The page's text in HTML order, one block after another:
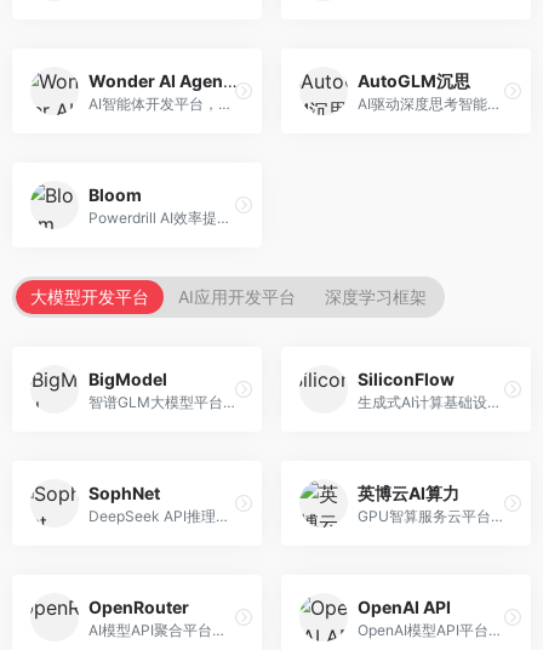
Wonder AI Agents
AI智能体开发平台，专注于低代码智能体创建。面向开发者，提供可视化开发、模板库、部署服务等功能，开发门槛低。
AutoGLM沉思
AI驱动深度思考智能体，专注于复杂推理任务。面向高级用户，提供深度分析、逻辑推理、决策支持等服务，推理能力强。
Bloom
Powerdrill AI效率提升平台，专注于企业智能化。面向企业用户，提供智能体创建、流程自动化、数据分析等服务，企业效率提升显著。
大模型开发平台 AI应用开发平台 深度学习框架
BigModel
智谱GLM大模型平台，提供API调用与模型服务。面向开发者和企业用户，提供GLM系列模型API、微调服务、应用开发工具等，开源生态完善。
SiliconFlow
生成式AI计算基础设施平台，专注于模型推理服务。面向开发者和企业，提供多模型API、高性能推理、成本优化等服务，推理性价比高。
SophNet
DeepSeek API推理平台，专注于DeepSeek模型服务。面向开发者，提供DeepSeek模型API、高性能推理、低成本服务，推理效率高。
英博云AI算力
GPU智算服务云平台，专注于AI算力租赁。面向AI研究者和企业，提供GPU租赁、模型训练、推理服务等，算力资源丰富。
OpenRouter
AI模型API聚合平台，整合多种主流大模型。面向开发者，提供统一API接口、模型对比、成本优化等服务，模型选择灵活。
OpenAI API
OpenAI模型API平台，提供GPT系列模型服务。面向开发者，提供模型API、微调服务、Assistants API等，是AI开发领域的基础设施。